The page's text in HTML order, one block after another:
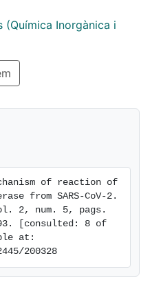
our study provides the
replication mechanism
Inorgànica i
of reaction of
2, num. 5, pags.
[consulted: 8 of
at:
200328